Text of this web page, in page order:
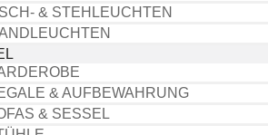
& STEHLEUCHTEN
& AUFBEWAHRUNG
& SESSEL